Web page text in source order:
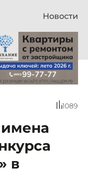
Новости
1089
в